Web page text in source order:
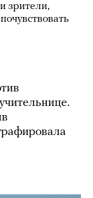
зрители,